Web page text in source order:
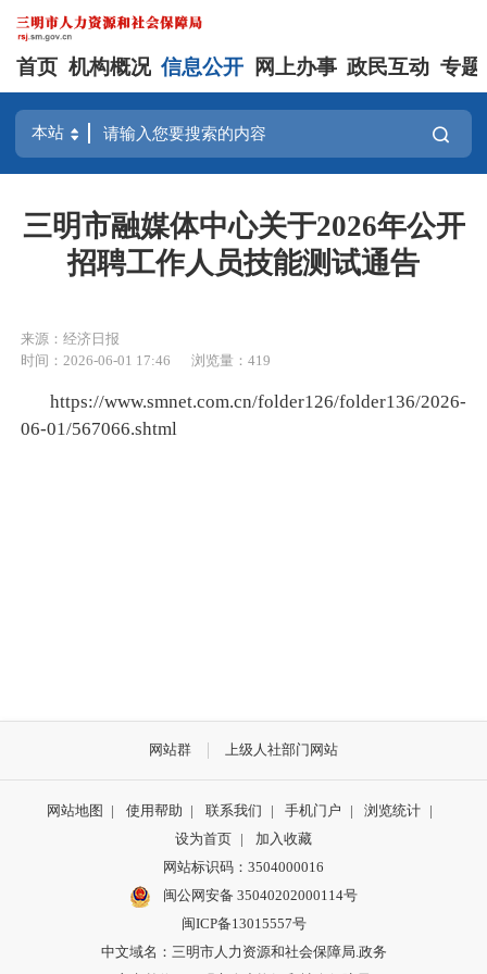
首页 机构概况 信息公开 网上办事 政民互动 专题
三明市融媒体中心关于2026年公开
招聘工作人员技能测试通告
来源：经济日报
时间：2026-06-01 17:46
浏览量：419
https://www.smnet.com.cn/folder126/folder136/2026-
06-01/567066.shtml
网站群 上级人社部门网站
网站地图 | 使用帮助 | 联系我们 | 手机门户 | 浏览统计 |
设为首页 |
加入收藏
网站标识码：3504000016
闽公网安备 35040202000114号
闽ICP备13015557号
中文域名：三明市人力资源和社会保障局.政务